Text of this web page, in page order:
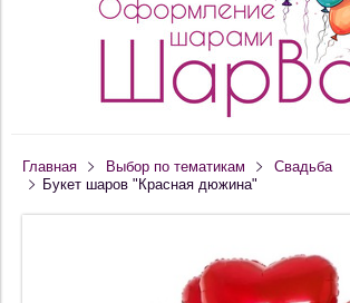
Главная Выбор по тематикам
Свадьба
Букет шаров "Красная дюжина"